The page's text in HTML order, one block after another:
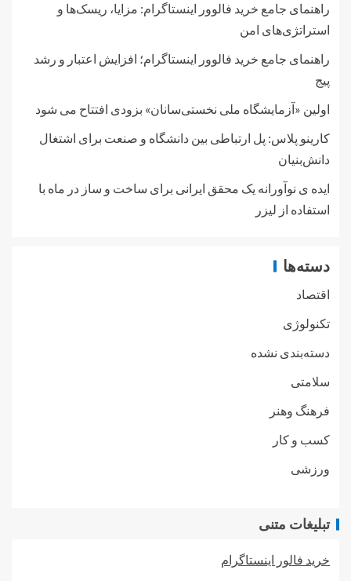
راهنمای جامع خرید فالوور اینستاگرام: مزایا، ریسک‌ها و
استراتژی‌های امن
راهنمای جامع خرید فالوور اینستاگرام؛ افزایش اعتبار و رشد
پیج
اولین «آزمایشگاه ملی نخستی‌سانان» بزودی افتتاح می شود
کارینو پلاس: پل ارتباطی بین دانشگاه و صنعت برای اشتغال
دانش‌بنیان
ایده ی نوآورانه یک محقق ایرانی برای ساخت و ساز در ماه با
استفاده از لیزر
دسته‌ها
اقتصاد
تکنولوژی
دسته‌بندی نشده
سلامتی
فرهنگ وهنر
کسب و کار
ورزشی
تبلیغات متنی
خرید فالور اینستاگرام